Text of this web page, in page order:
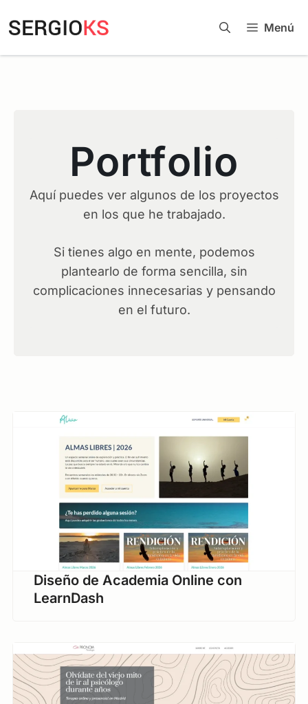
Menú
Portfolio
Aquí puedes ver algunos de los proyectos
en los que he trabajado.
Si tienes algo en mente, podemos
plantearlo de forma sencilla, sin
complicaciones innecesarias y pensando
en el futuro.
Diseño de Academia Online con
LearnDash